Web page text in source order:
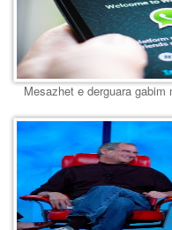
Mesazhet e derguara